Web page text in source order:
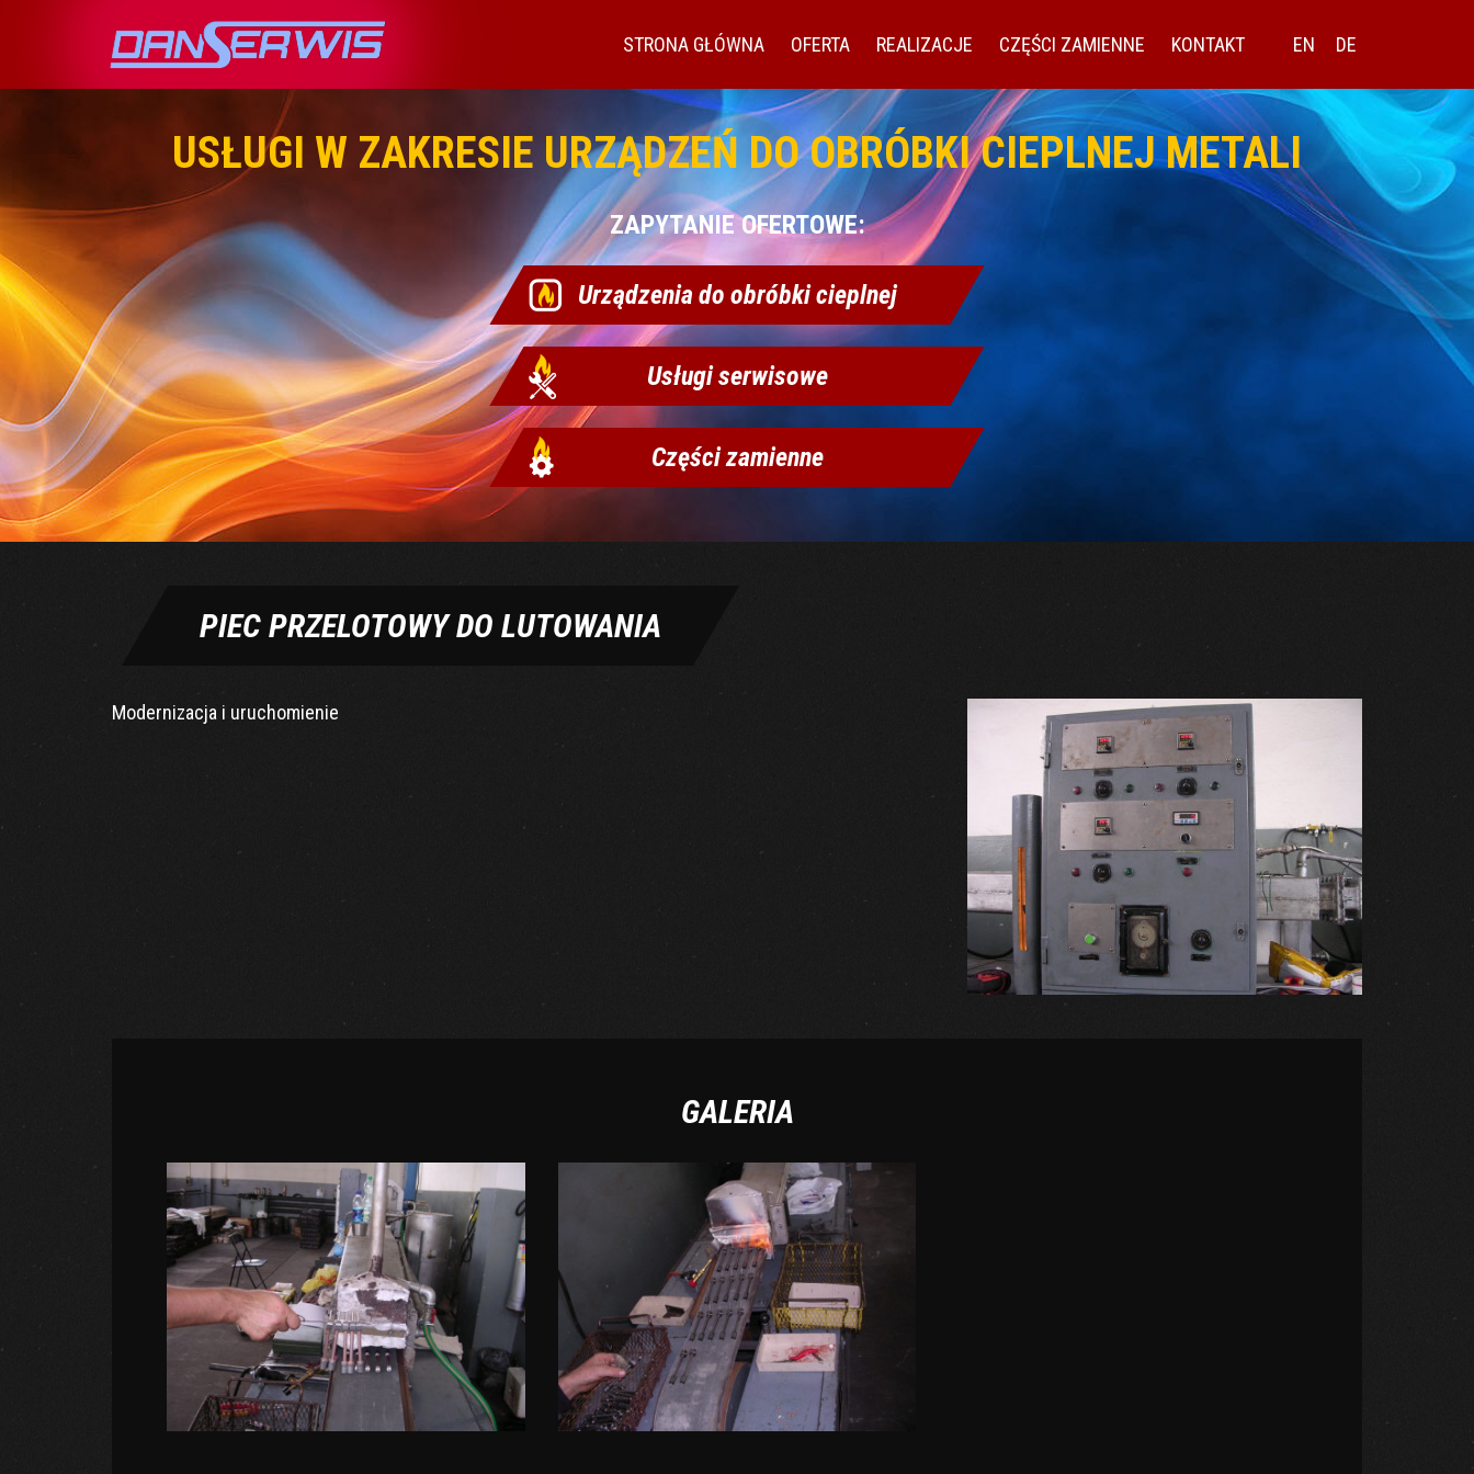
STRONA GŁÓWNA OFERTA REALIZACJE CZĘŚCI ZAMIENNE KONTAKT EN DE
USŁUGI W ZAKRESIE URZĄDZEŃ DO OBRÓBKI CIEPLNEJ METALI
ZAPYTANIE OFERTOWE:
Urządzenia do obróbki cieplnej
Usługi serwisowe
Części zamienne
PIEC PRZELOTOWY DO LUTOWANIA
Modernizacja i uruchomienie
GALERIA